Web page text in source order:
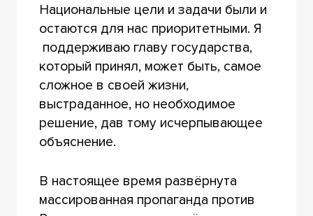
Национальные цели и задачи были и
остаются для нас приоритетными. Я
поддерживаю главу государства,
который принял, может быть, самое
сложное в своей жизни,
выстраданное, но необходимое
решение, дав тому исчерпывающее
объяснение.
В настоящее время развёрнута
массированная пропаганда против